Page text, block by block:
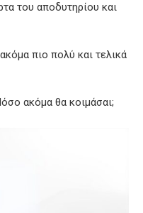
του αποδυτηρίου και
πιο πολύ και τελικά
ακόμα θα κοιμάσαι;